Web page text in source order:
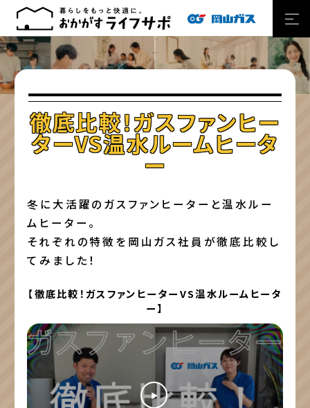
徹底比較！ガスファンヒー
ターVS温水ルームヒータ
ー
冬に大活躍のガスファンヒーターと温水ルー
ムヒーター。
それぞれの特徴を岡山ガス社員が徹底比較し
てみました！
【徹底比較！ガスファンヒーターVS温水ルームヒータ
ー】